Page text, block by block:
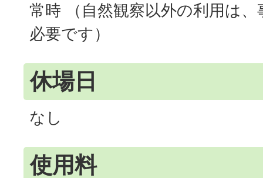
常時 （自然観察以外の利用は
必要です）
休場日
なし
使用料